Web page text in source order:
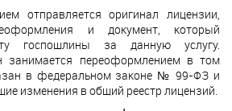
отправляется оригинал лицензии,
и документ, который
госпошлины за данную услугу.
занимается переоформлением в том
в федеральном законе № 99-ФЗ и
изменения в общий реестр лицензий.